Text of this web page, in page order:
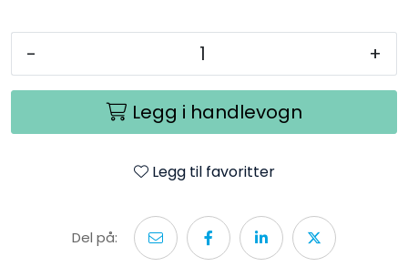
- +
Legg i handlevogn
Legg til favoritter
Del på: